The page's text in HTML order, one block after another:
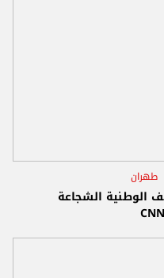
طهران
الوطنية الشجاعة